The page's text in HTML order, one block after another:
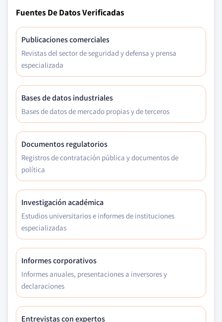
Fuentes De Datos Verificadas
Publicaciones comerciales
Revistas del sector de seguridad y defensa y prensa
especializada
Bases de datos industriales
Bases de datos de mercado propias y de terceros
Documentos regulatorios
Registros de contratación pública y documentos de
política
Investigación académica
Estudios universitarios e informes de instituciones
especializadas
Informes corporativos
Informes anuales, presentaciones a inversores y
declaraciones
Entrevistas con expertos